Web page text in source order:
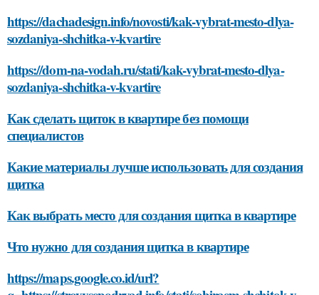
https://dachadesign.info/novosti/kak-vybrat-mesto-dlya-
sozdaniya-shchitka-v-kvartire
https://dom-na-vodah.ru/stati/kak-vybrat-mesto-dlya-
sozdaniya-shchitka-v-kvartire
Как сделать щиток в квартире без помощи
специалистов
Какие материалы лучше использовать для создания
щитка
Как выбрать место для создания щитка в квартире
Что нужно для создания щитка в квартире
https://maps.google.co.id/url?